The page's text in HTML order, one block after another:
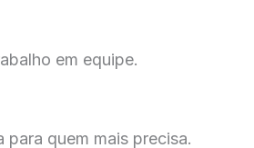
em equipe.
quem mais precisa.